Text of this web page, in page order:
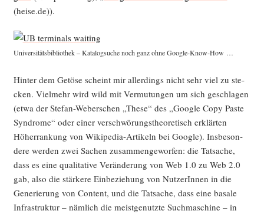
(heise.de)).
Uni­ver­si­täts­bi­blio­thek – Kata­log­su­che noch ganz ohne Google-Know-How …
Hin­ter dem Getö­se scheint mir aller­dings nicht sehr viel zu ste­
cken. Viel­mehr wird wild mit Ver­mu­tun­gen um sich geschla­gen
(etwa der Ste­fan-Weber­schen „The­se“ des „Goog­le Copy Pas­te
Syn­dro­me“ oder einer ver­schwö­rungs­theo­re­tisch erklär­ten
Höher­ran­kung von Wiki­pe­dia-Arti­keln bei Goog­le). Ins­be­son­
de­re wer­den zwei Sachen zusam­men­ge­wor­fen: die Tat­sa­che,
dass es eine qua­li­ta­ti­ve Ver­än­de­rung von Web 1.0 zu Web 2.0
gab, also die stär­ke­re Ein­be­zie­hung von Nut­ze­rIn­nen in die
Gene­rie­rung von Con­tent, und die Tat­sa­che, dass eine basa­le
Infra­struk­tur – näm­lich die meist­ge­nutz­te Such­ma­schi­ne – in